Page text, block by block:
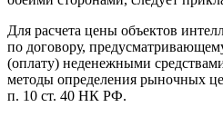
Для расчета цены объектов
по договору,
(оплату) неденежными
методы определения рыночных
п. 10 ст. 40 НК РФ.